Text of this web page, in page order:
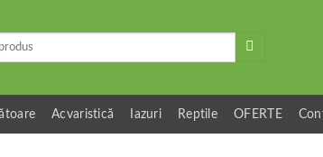
Acvaristică Iazuri Reptile OFERTE